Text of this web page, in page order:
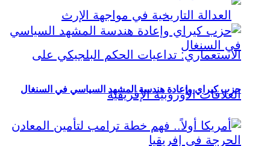
حزب كيراي وإعادة هندسة المشهد السياسي في السنغال